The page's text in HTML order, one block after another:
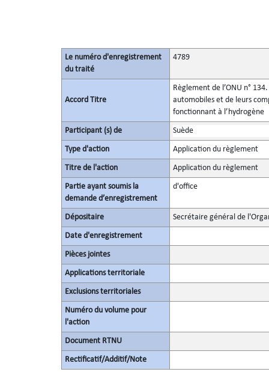
Le numéro d'enregistrement
du traité
4789
Accord Titre
Règlement de l’ONU n°
automobiles et de leurs
fonctionnant à l’hydrogène
Participant (s) de Suède
Type d'action Application du règlement
Titre de l'action Application du règlement
Partie ayant soumis la
demande d’enregistrement
d'office
Dépositaire Secrétaire général de
Date d'enregistrement
Pièces jointes
Applications territoriale
Exclusions territoriales
Numéro du volume pour
l'action
Document RTNU
Rectificatif/Additif/Note